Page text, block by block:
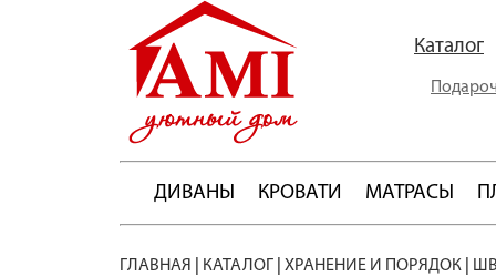
Каталог
ДИВАНЫ КРОВАТИ МАТРАСЫ
ГЛАВНАЯ КАТАЛОГ ХРАНЕНИЕ И ПОРЯДОК